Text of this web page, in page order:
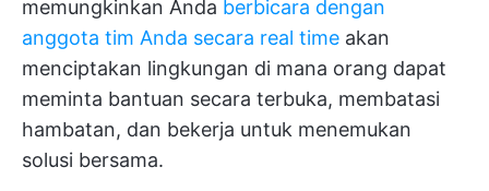
memungkinkan Anda berbicara dengan
anggota tim Anda secara real time akan
menciptakan lingkungan di mana orang dapat
meminta bantuan secara terbuka, membatasi
hambatan, dan bekerja untuk menemukan
solusi bersama.